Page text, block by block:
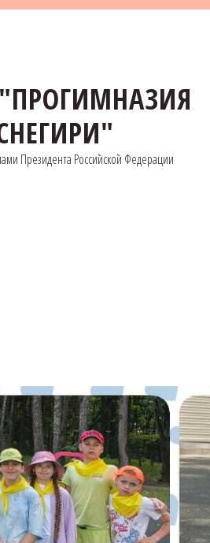
Президента Российской Федерации